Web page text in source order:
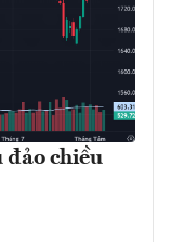
đảo chiều